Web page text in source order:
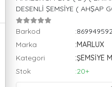
DESENLİ ŞEMSİYE ( AHŞAP
Barkod
Marka
:MARLUX
Kategori
:ŞEMSİYE
Stok
:20+